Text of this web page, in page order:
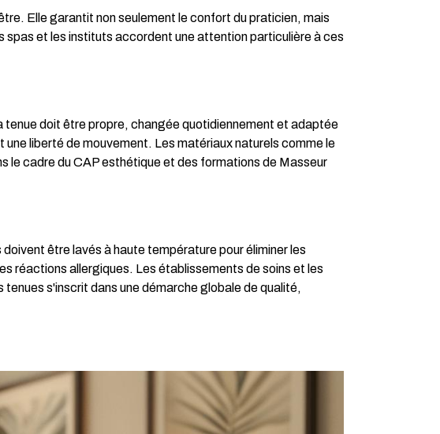
Elle garantit non seulement le confort du praticien, mais
spas et les instituts accordent une attention particulière à ces
doit être propre, changée quotidiennement et adaptée
liberté de mouvement. Les matériaux naturels comme le
le cadre du CAP esthétique et des formations de Masseur
être lavés à haute température pour éliminer les
réactions allergiques. Les établissements de soins et les
s'inscrit dans une démarche globale de qualité,